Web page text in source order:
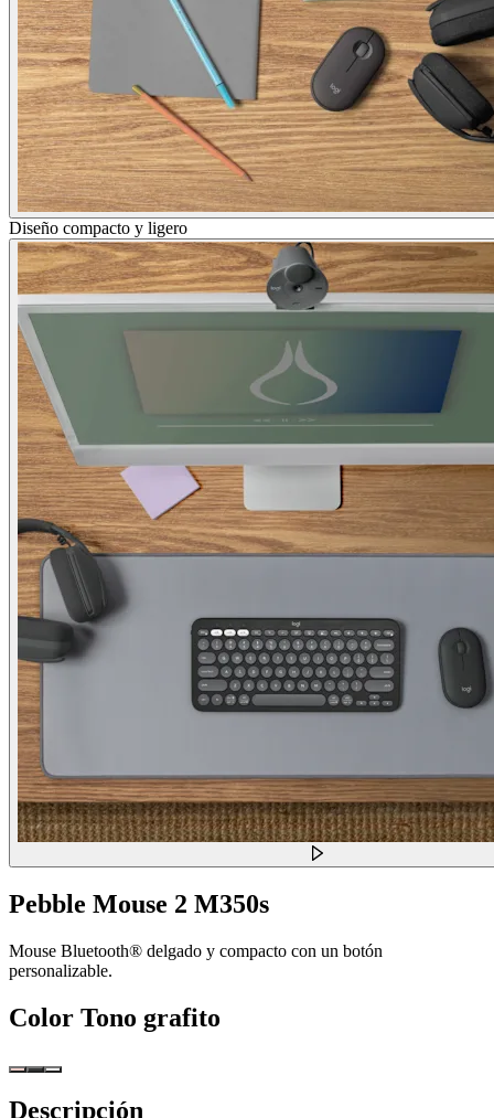
Diseño compacto y ligero
Pebble Mouse 2 M350s
Mouse Bluetooth® delgado y compacto con un botón
personalizable.
Color Tono grafito
Descripción